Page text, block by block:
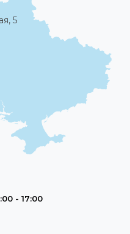
5
- 17:00